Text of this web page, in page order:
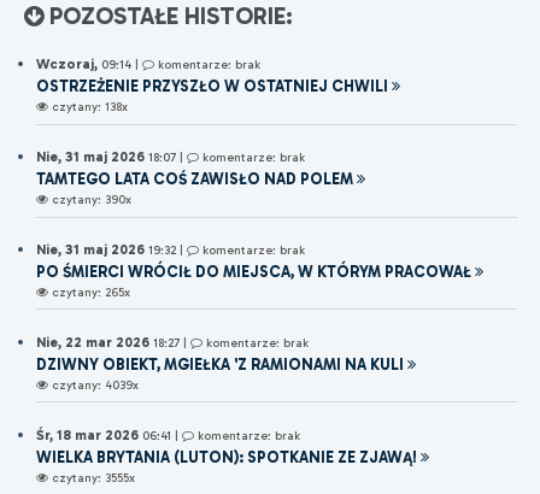
POZOSTAŁE HISTORIE:
Wczoraj, 09:14 komentarze: brak
OSTRZEŻENIE PRZYSZŁO W OSTATNIEJ CHWILI
czytany: 138x
Nie, 31 maj 2026 18:07 komentarze: brak
TAMTEGO LATA COŚ ZAWISŁO NAD POLEM
czytany: 390x
Nie, 31 maj 2026 19:32 | komentarze: brak
PO ŚMIERCI WRÓCIŁ DO MIEJSCA, W KTÓRYM PRACOWAŁ
czytany: 265x
Nie, 22 mar 2026 18:27 | komentarze: brak
DZIWNY OBIEKT, MGIEŁKA 'Z RAMIONAMI NA KULI
czytany: 4039x
Śr, 18 mar 2026 06:41 | komentarze: brak
WIELKA BRYTANIA (LUTON): SPOTKANIE ZE ZJAWĄ!
czytany: 3555x